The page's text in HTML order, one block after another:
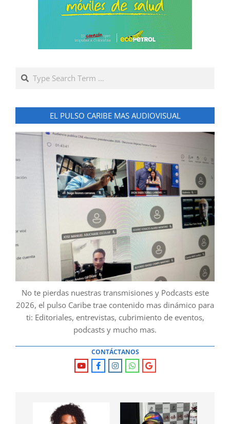
Search
EL PULSO CARIBE MAS AUDIOVISUAL
No te pierdas nuestras transmisiones y Podcasts este
2026, el pulso Caribe trae contenido mas dinámico para
ti: Editoriales, entrevistas, cubrimiento de eventos,
podcasts y mucho mas.
CONTÁCTANOS